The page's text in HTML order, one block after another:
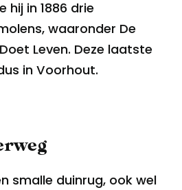
hij in 1886 drie
waaronder De
Leven. Deze laatste
in Voorhout.
smalle duinrug, ook wel